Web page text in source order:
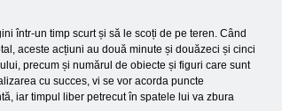
într-un timp scurt și să le scoți de pe teren. Când
aceste acțiuni au două minute și douăzeci și cinci
precum și numărul de obiecte și figuri care sunt
cu succes, vi se vor acorda puncte
iar timpul liber petrecut în spatele lui va zbura